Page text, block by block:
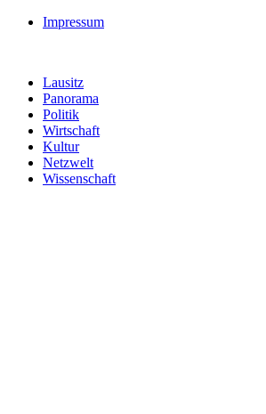
Impressum
Lausitz
Panorama
Politik
Wirtschaft
Kultur
Netzwelt
Wissenschaft